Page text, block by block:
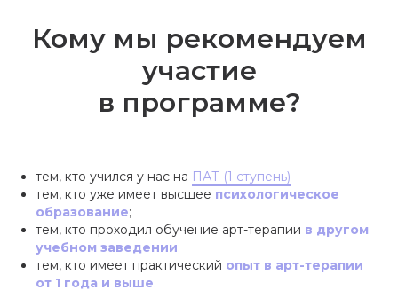
Кому мы рекомендуем
участие
в программе?
тем, кто учился у нас на ПАТ (1 ступень)
тем, кто уже имеет высшее психологическое
образование;
тем, кто проходил обучение арт-терапии в другом
учебном заведении;
тем, кто имеет практический опыт в арт-терапии
от 1 года и выше.